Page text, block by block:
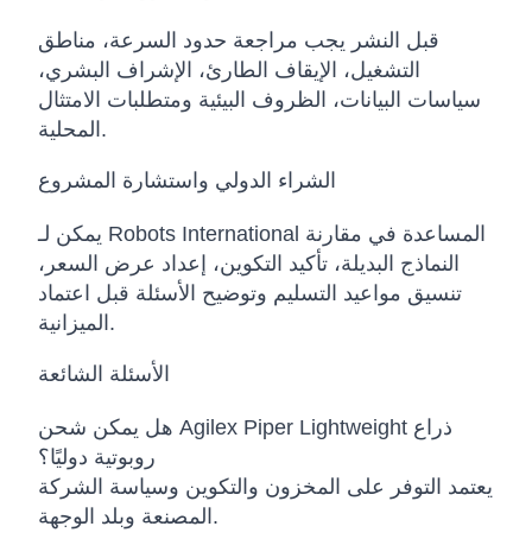
قبل النشر يجب مراجعة حدود السرعة، مناطق
التشغيل، الإيقاف الطارئ، الإشراف البشري،
سياسات البيانات، الظروف البيئية ومتطلبات الامتثال
المحلية.
الشراء الدولي واستشارة المشروع
يمكن لـ Robots International المساعدة في مقارنة
النماذج البديلة، تأكيد التكوين، إعداد عرض السعر،
تنسيق مواعيد التسليم وتوضيح الأسئلة قبل اعتماد
الميزانية.
الأسئلة الشائعة
هل يمكن شحن Agilex Piper Lightweight ذراع
روبوتية دوليًا؟
يعتمد التوفر على المخزون والتكوين وسياسة الشركة
المصنعة وبلد الوجهة.